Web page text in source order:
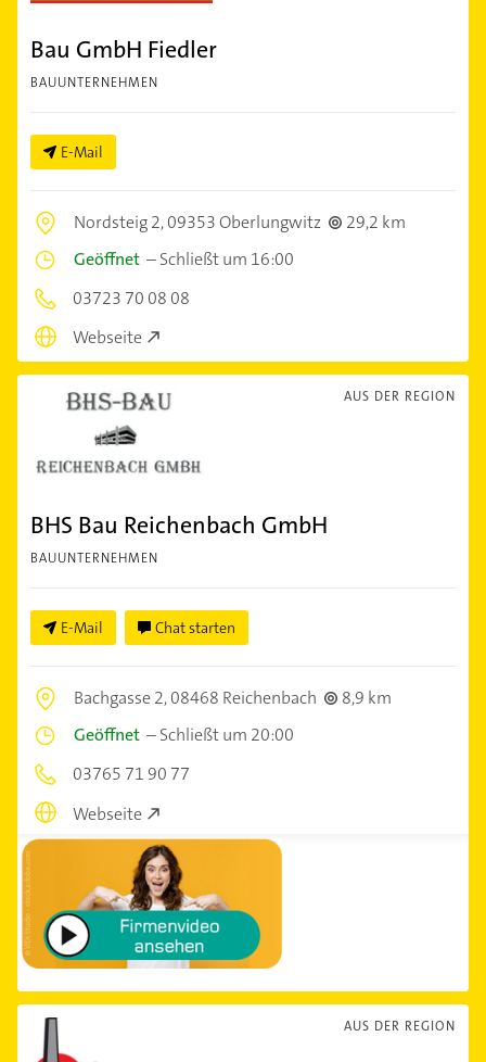
Bau GmbH Fiedler
BAUUNTERNEHMEN
E-Mail
Nordsteig 2,09353 Oberlungwitz
29,2 km
Geöffnet –Schließt um 16:00
03723 70 08 08
Webseite
AUS DER REGION
BHS Bau Reichenbach GmbH
BAUUNTERNEHMEN
E-Mail Chat starten
Bachgasse 2,08468 Reichenbach
8,9 km
Geöffnet –Schließt um 20:00
03765 71 90 77
Webseite
AUS DER REGION